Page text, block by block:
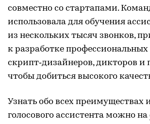
совместно со стартапами.
использовала для обучения
из нескольких тысяч звонков,
к разработке профессиональных
скрипт‑дизайнеров, дикторов и
чтобы добиться высокого
Узнать обо всех преимуществах
голосового ассистента можно на